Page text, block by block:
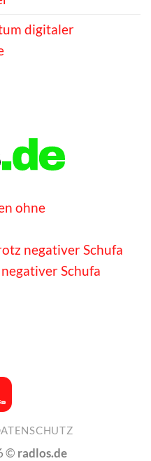
digitaler
ohne
negativer Schufa
Schufa
© radlos.de